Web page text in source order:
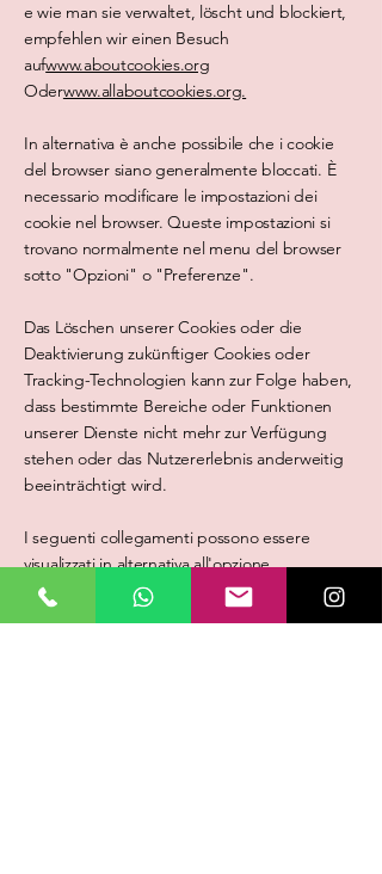
e wie man sie verwaltet, löscht und blockiert,
empfehlen wir einen Besuch
aufwww.aboutcookies.org
Oderwww.allaboutcookies.org.
In alternativa è anche possibile che i cookie
del browser siano generalmente bloccati. È
necessario modificare le impostazioni dei
cookie nel browser. Queste impostazioni si
trovano normalmente nel menu del browser
sotto "Opzioni" o "Preferenze".
Das Löschen unserer Cookies oder die
Deaktivierung zukünftiger Cookies oder
Tracking-Technologien kann zur Folge haben,
dass bestimmte Bereiche oder Funktionen
unserer Dienste nicht mehr zur Verfügung
stehen oder das Nutzererlebnis anderweitig
beeinträchtigt wird.
I seguenti collegamenti possono essere
visualizzati in alternativa all'opzione
"Assistenza" nel browser.